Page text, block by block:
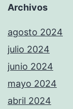
Archivos
agosto 2024
julio 2024
junio 2024
mayo 2024
abril 2024